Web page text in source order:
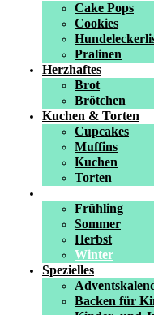
Cake Pops
Cookies
Pralinen
Herzhaftes
Brot
Brötchen
Kuchen & Torten
Cupcakes
Muffins
Kuchen
Torten
Frühling
Sommer
Herbst
Winter
Spezielles
Backen für